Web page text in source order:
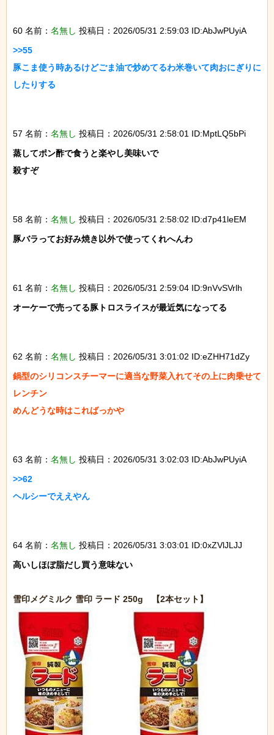
60 名前： 名無し 投稿日：2026/05/31 2:59:03 ID:AbJwPUyiA
>>55
豚こま使う時あるけどごま油で炒めてるわ米巻いて肉おにぎりに
したりする
57 名前： 名無し 投稿日：2026/05/31 2:58:01 ID:MptLQ5bPi
蒸してポン酢で食うと楽やし美味いで
殺すぞ
58 名前： 名無し 投稿日：2026/05/31 2:58:02 ID:d7p41leEM
豚バラってお好み焼き以外で使ってくれへんわ
61 名前： 名無し 投稿日：2026/05/31 2:59:04 ID:9nVvSVrlh
オーケーで売ってる豚トロスライスが最近気になってる
62 名前： 名無し 投稿日：2026/05/31 3:01:02 ID:eZHH71dZy
鍋型のシリコンスチーマーに適当な野菜入れてその上に肉乗せて
レンチン
めんどうな時はこればっかや
63 名前： 名無し 投稿日：2026/05/31 3:02:03 ID:AbJwPUyiA
>>62
ヘルシーでええやん
64 名前： 名無し 投稿日：2026/05/31 3:03:01 ID:0xZVlJLJJ
高いしほぼ脂だし買う意味ない